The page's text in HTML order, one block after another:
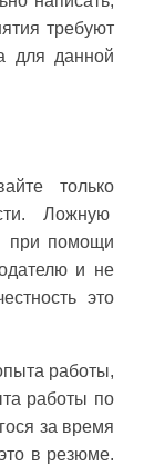
требуют
для данной
только
Ложную
при помощи
и не
это
работы,
работы по
за время
в резюме.